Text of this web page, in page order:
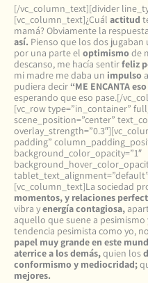
[/vc_column_text][divider
[vc_column_text]¿Cuál actitud
mamá? Obviamente la
así. Pienso que los dos jugaban
por una parte el optimismode
descanso, me hacía sentirfeliz
mi madre me daba un impulso a
pudiera decir“ME ENCANTA
esperando que eso pase.[/
[vc_row type=”in_container”
scene_position=”center”
padding”
background_color_opacity=”1″
[vc_column_text]La sociedad
momentos, y relaciones
vibra yenergía contagiosa,
aquello que suene a
tendencia pesimista como yo,
papel muy grande en este
aterrice a los demás,quien los
conformismo y mediocridad;
mejores.